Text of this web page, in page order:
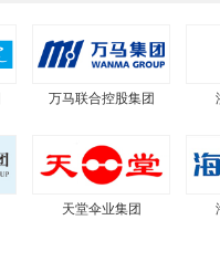
万马联合控股集团
天堂伞业集团